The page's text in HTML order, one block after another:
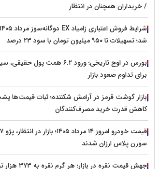
/ خریداران همچنان در انتظار
شد؛ تسهیلات تا ۹۵۰ میلیون تومان با سود ۲۳ درصد
بورس در اوج تاریخی؛ ورود ۶.۲ همت پول
برای تداوم صعود بازار
بازار گوشت قرمز در آرامش شکننده؛ ثبات قیمت‌ها
کاهش قدرت خرید مصرف‌کنندگان
سورن پلاس ارزان شدند
جهش قیمت نقره در بازار؛ هر